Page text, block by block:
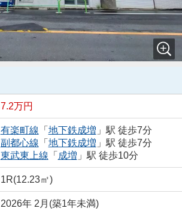
7.2万円
有楽町線 「 地下鉄成増 」駅 徒歩7分
副都心線 「 地下鉄成増 」駅 徒歩7分
東武東上線 「 成増 」駅 徒歩10分
1R(12.23㎡)
2026年 2月(築1年未満)